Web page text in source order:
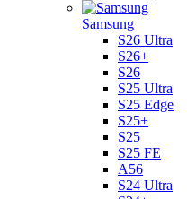
Samsung
S26 Ultra
S26+
S26
S25 Ultra
S25 Edge
S25+
S25
S25 FE
A56
S24 Ultra